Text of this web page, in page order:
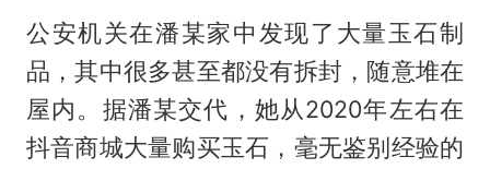
公安机关在潘某家中发现了大量玉石制
品，其中很多甚至都没有拆封，随意堆在
屋内。据潘某交代，她从2020年左右在
抖音商城大量购买玉石，毫无鉴别经验的